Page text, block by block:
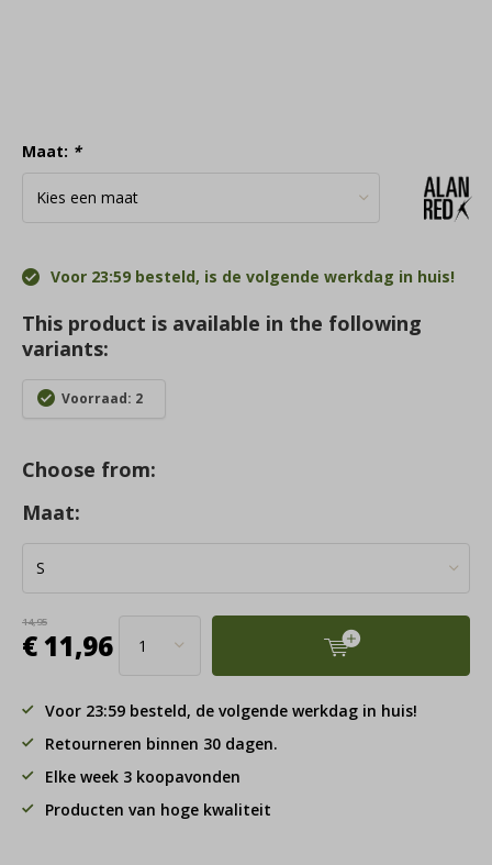
Maat: *
Voor 23:59 besteld, is de volgende werkdag in huis!
This product is available in the following
variants:
Voorraad: 2
Choose from:
Maat:
14,95
€ 11,96
Voor 23:59 besteld, de volgende werkdag in huis!
Retourneren binnen 30 dagen.
Elke week 3 koopavonden
Producten van hoge kwaliteit